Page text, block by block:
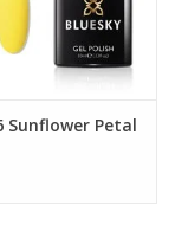
Sunflower Petal